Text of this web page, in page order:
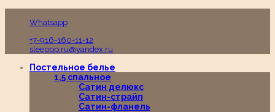
Whatsapp
+7-916-160-11-12
sleeppp.ru@yandex.ru
Постельное белье
1,5 спальное
Сатин делюкс
Сатин-страйп
Сатин-фланель